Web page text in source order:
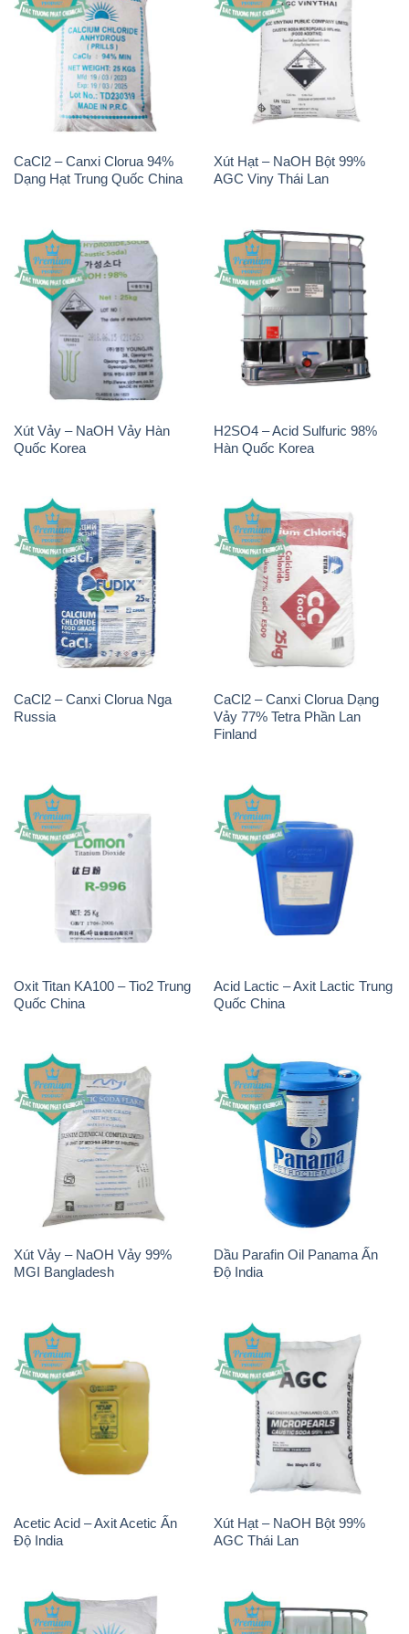
CaCl2 – Canxi Clorua 94%
Dạng Hạt Trung Quốc China
Xút Hạt – NaOH Bột 99%
AGC Viny Thái Lan
Xút Vảy – NaOH Vảy Hàn
Quốc Korea
H2SO4 – Acid Sulfuric 98%
Hàn Quốc Korea
CaCl2 – Canxi Clorua Nga
Russia
CaCl2 – Canxi Clorua Dạng
Vảy 77% Tetra Phần Lan
Finland
Oxit Titan KA100 – Tio2 Trung
Quốc China
Acid Lactic – Axit Lactic Trung
Quốc China
Xút Vảy – NaOH Vảy 99%
MGI Bangladesh
Dầu Parafin Oil Panama Ấn
Độ India
Acetic Acid – Axit Acetic Ấn
Độ India
Xút Hạt – NaOH Bột 99%
AGC Thái Lan